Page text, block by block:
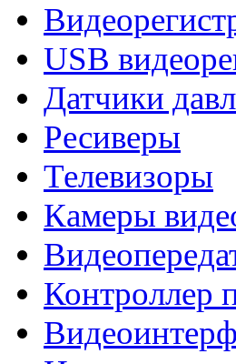
USB
Датчики
Ресиверы
Телевизоры
Камеры
Контроллер